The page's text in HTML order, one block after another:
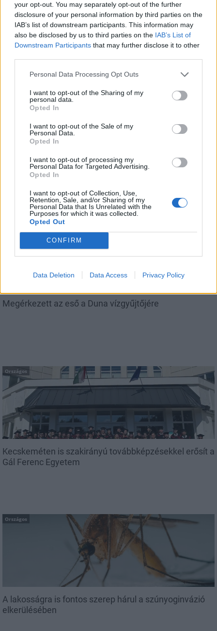
your opt-out. You may separately opt-out of the further
disclosure of your personal information by third parties on the
IAB’s list of downstream participants. This information may
also be disclosed by us to third parties on the IAB’s List of
Downstream Participants that may further disclose it to other
Personal Data Processing Opt Outs
I want to opt-out of the Sharing of my
personal data.
Opted In
I want to opt-out of the Sale of my
Personal Data.
Opted In
I want to opt-out of processing my
Personal Data for Targeted Advertising.
Opted In
I want to opt-out of Collection, Use,
Retention, Sale, and/or Sharing of my
Personal Data that Is Unrelated with the
Purposes for which it was collected.
Opted Out
CONFIRM
Data Deletion Data Access Privacy Policy
Új gyalogosátkelők és jelzőlámpás
csomópont épül Angyalföldön
Hódmezővásárhely jó hírű református
Flórián téri felüljárón
AJÁNLJUK MÉG
Megérkezett az eső a Duna vízgyűjtőjére
Országos
Kecskeméten is szakirányú továbbképzésekkel erősít a
Gál Ferenc Egyetem
Országos
A lakosságra is fontos szerep hárul a szúnyoginvázió
elkerülésében